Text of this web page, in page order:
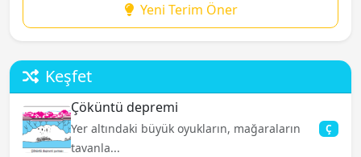
Yeni Terim Öner
Keşfet
Çöküntü depremi
Yer altındaki büyük oyukların, mağaraların
tavanla...
Ç